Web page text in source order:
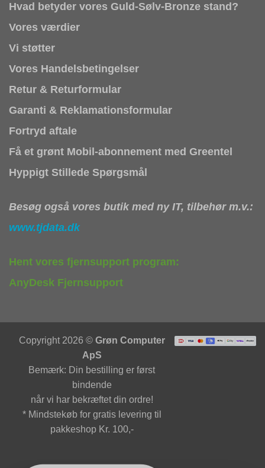
Hvad betyder vores Guld-Sølv-Bronze stand?
Vores værdier
Vi støtter
Vores Handelsbetingelser
Retur & Returformular
Garanti & Reklamationsformular
Fortryd aftale
Få et grønt Mobil-abonnement med Greentel
Hyppigt Stillede Spørgsmål
Besøg også vores butik med ny IT, tilbehør m.v.:
www.tjdata.dk
Hent vores fjernsupport program:
AnyDesk Fjernsupport
Copyright 2026 © Grøn Computer
ApS
Bemærk: Din bestilling er først
bindende
når vi har bekræftet din ordre!
* Mindstekøb for gratis levering til
pakkeshop Kr. 100,-